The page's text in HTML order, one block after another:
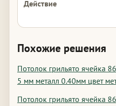
Похожие решения
Потолок грильято ячейка
5 мм металл 0.40мм цвет
Потолок грильято ячейка